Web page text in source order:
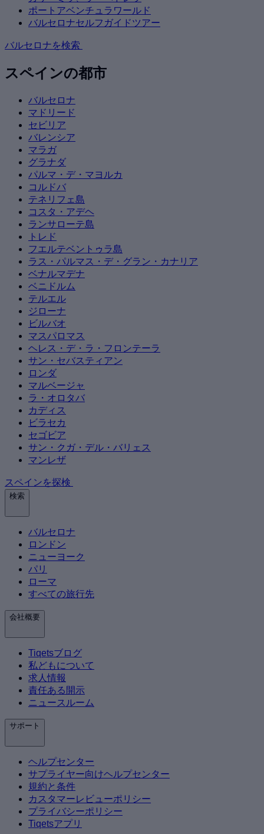
ポートアベンチュラワールド
バルセロナセルフガイドツアー
バルセロナを検索
スペインの都市
バルセロナ
マドリード
セビリア
バレンシア
マラガ
グラナダ
パルマ・デ・マヨルカ
コルドバ
テネリフェ島
コスタ・アデヘ
ランサローテ島
トレド
フエルテベントゥラ島
ラス・パルマス・デ・グラン・カナリア
ベナルマデナ
ベニドルム
テルエル
ジローナ
ビルバオ
マスパロマス
ヘレス・デ・ラ・フロンテーラ
サン・セバスティアン
ロンダ
マルベージャ
ラ・オロタバ
カディス
ビラセカ
セゴビア
サン・クガ・デル・バリェス
マンレザ
スペインを探検
検索
バルセロナ
ロンドン
ニューヨーク
パリ
ローマ
すべての旅行先
会社概要
Tiqetsブログ
私どもについて
求人情報
責任ある開示
ニュースルーム
サポート
ヘルプセンター
サプライヤー向けヘルプセンター
規約と条件
カスタマーレビューポリシー
プライバシーポリシー
Tiqetsアプリ